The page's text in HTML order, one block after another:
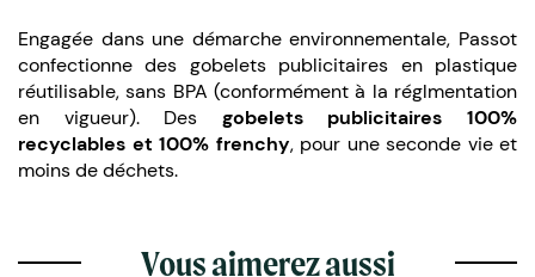
Engagée dans une démarche environnementale, Passot
confectionne des gobelets publicitaires en plastique
réutilisable, sans BPA (conformément à la réglmentation
en vigueur). Des gobelets publicitaires 100%
recyclables et 100% frenchy, pour une seconde vie et
moins de déchets.
Vous aimerez aussi